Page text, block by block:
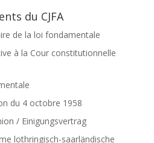
du CJFA
de la loi fondamentale
à la Cour constitutionnelle
du 4 octobre 1958
/ Einigungsvertrag
lothringisch-saarländische